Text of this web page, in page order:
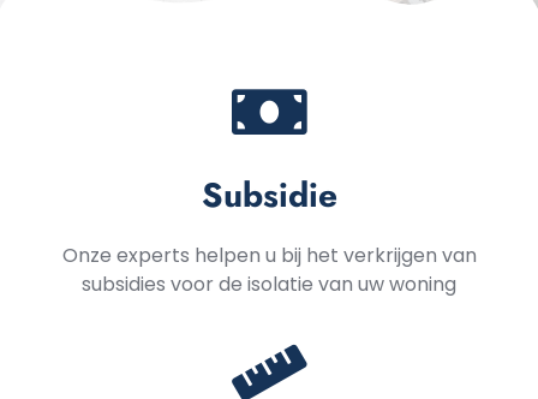
Subsidie
Onze experts helpen u bij het verkrijgen van
subsidies voor de isolatie van uw woning